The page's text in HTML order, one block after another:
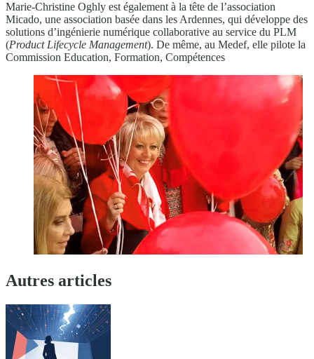
Marie-Christine Oghly est également à la tête de l’association
Micado, une association basée dans les Ardennes, qui développe des
solutions d’ingénierie numérique collaborative au service du PLM
(Product Lifecycle Management). De même, au Medef, elle pilote la
Commission Education, Formation, Compétences
Autres articles